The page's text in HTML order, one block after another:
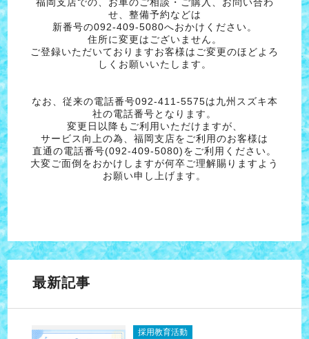
せ、整備予約などは
新番号の092-409-5080へおかけください。
住所に変更はございません。
ご登録いただいておりますお客様はご変更のほどよろ
しくお願いいたします。
なお、従来の電話番号092-411-5575は九州スズキ本
社の電話番号となります。
変更日以降もご利用いただけますが、
サービス向上の為、福岡支店をご利用のお客様は
直通の電話番号(092-409-5080)をご利用ください。
大変ご面倒をおかけしますが何卒ご理解賜りますよう
お願い申し上げます。
最新記事
採用教育活動